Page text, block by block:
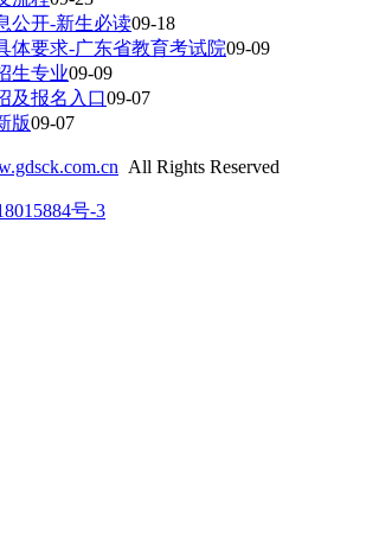
公开-新生必读09-18
体要求-广东省教育考试院09-09
生专业09-09
及报名入口09-07
版09-07
All Rights Reserved
号-3